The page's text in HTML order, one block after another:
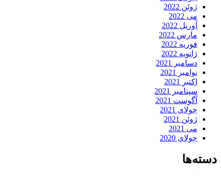
ژوئن 2022
می 2022
آوریل 2022
مارس 2022
فوریه 2022
ژانویه 2022
دسامبر 2021
نوامبر 2021
اکتبر 2021
سپتامبر 2021
آگوست 2021
جولای 2021
ژوئن 2021
می 2021
جولای 2020
دسته‌ها